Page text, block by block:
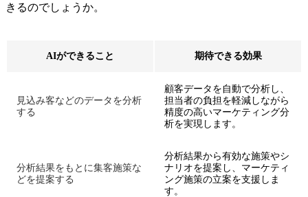
きるのでしょうか。
AIができること 期待できる効果
見込み客などのデータを分析
する
顧客データを自動で分析し、
担当者の負担を軽減しながら
精度の高いマーケティング分
析を実現します。
分析結果をもとに集客施策な
どを提案する
分析結果から有効な施策やシ
ナリオを提案し、マーケティ
ング施策の立案を支援しま
す。